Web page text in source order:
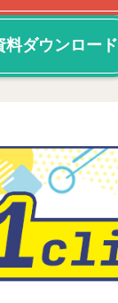
料ダウンロード